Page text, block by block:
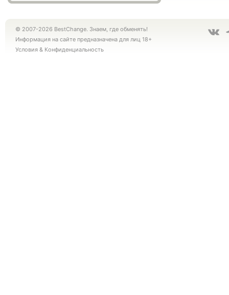
© 2007-2026 BestChange. Знаем, где обменять!
Информация на сайте предназначена для лиц 18+
Условия & Конфиденциальность